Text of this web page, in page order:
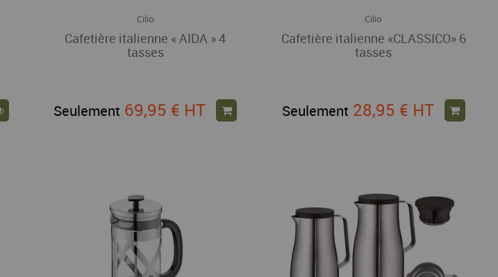
Cilio
Cafetière italienne « AIDA » 4
tasses
Seulement 69,95 € HT
Cilio
Cafetière italienne «CLASSICO» 6
tasses
Seulement 28,95 € HT